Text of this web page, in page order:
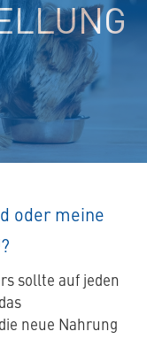
oder meine
sollte auf jeden
neue Nahrung